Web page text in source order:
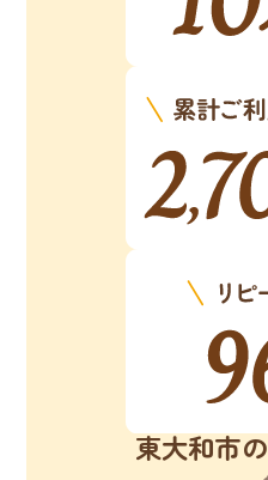
東大和市